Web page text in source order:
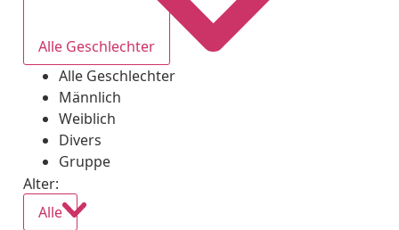
Alle Geschlechter
Alle Geschlechter
Männlich
Weiblich
Divers
Gruppe
Alter:
Alle